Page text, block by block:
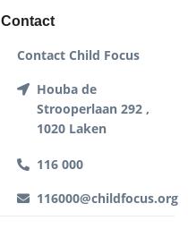
Contact
Contact Child Focus
Houba de
Strooperlaan 292 ,
1020 Laken
116 000
116000@childfocus.org